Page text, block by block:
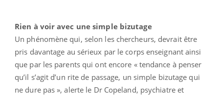
Rien à voir avec une simple bizutage
Un phénomène qui, selon les chercheurs, devrait être
pris davantage au sérieux par le corps enseignant ainsi
que par les parents qui ont encore « tendance à penser
qu’il s’agit d’un rite de passage, un simple bizutage qui
ne dure pas », alerte le Dr Copeland, psychiatre et